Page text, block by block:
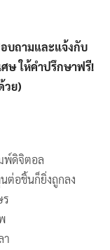
บถามและแจ้งกับ
ศษ ให้คำปรึกษาฟรี!
วย)
พ์ดิจิตอล
ต่อชิ้นก็ยิ่งถูกลง
า